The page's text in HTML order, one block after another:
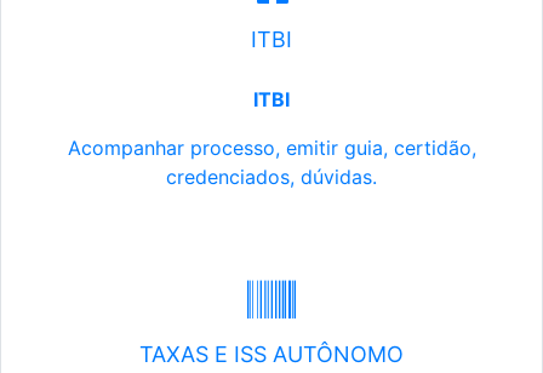
ITBI
ITBI
Acompanhar processo, emitir guia, certidão,
credenciados, dúvidas.
TAXAS E ISS AUTÔNOMO